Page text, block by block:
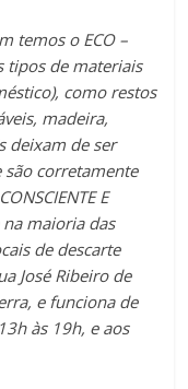
temos o ECO –
tipos de materiais
como restos
madeira,
deixam de ser
são corretamente
E
na maioria das
de descarte
José Ribeiro de
e funciona de
às 19h, e aos